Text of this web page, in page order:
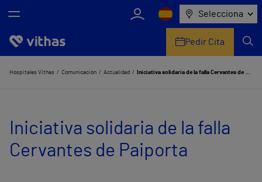
Selecciona
Nosotros
Servicios de salud
Equipo médico y asistencial
Pedir Cita
Hospitales Vithas Comunicación Actualidad Iniciativa solidaria de la falla Cervantes de Paiporta
Iniciativa solidaria de la falla
Cervantes de Paiporta